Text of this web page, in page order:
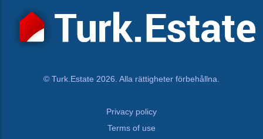
© Turk.Estate 2026. Alla rättigheter förbehållna.
Privacy policy
Terms of use